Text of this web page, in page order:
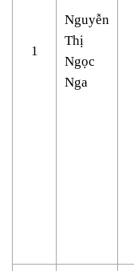
1
Nguyễn
Thị
Ngọc
Nga